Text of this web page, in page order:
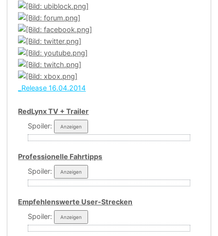
_Release 16.04.2014
RedLynx TV + Trailer
Spoiler:
Professionelle Fahrtipps
Spoiler:
Empfehlenswerte User-Strecken
Spoiler: